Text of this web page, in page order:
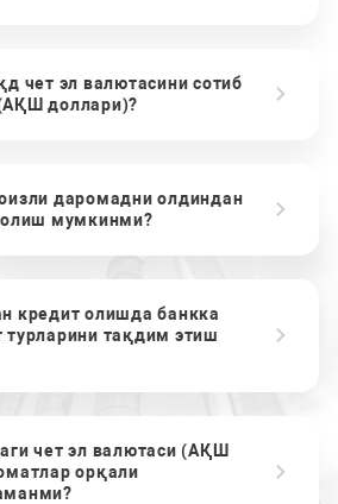
чет эл валютасини сотиб
доллари)?
даромадни олдиндан
мумкинми?
кредит олишда банкка
тақдим этиш
чет эл валютаси (АҚШ
орқали